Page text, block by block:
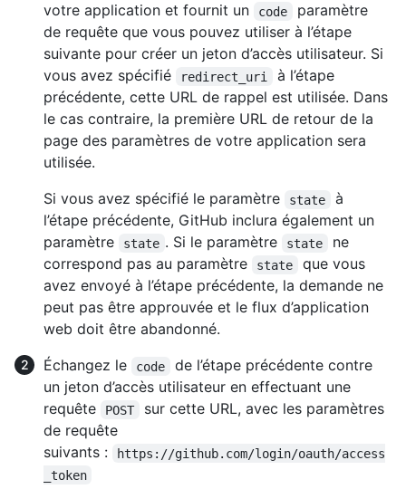
votre application et fournit un
code
paramètre
de requête que vous pouvez utiliser à l’étape
suivante pour créer un jeton d’accès utilisateur. Si
vous avez spécifié
redirect_uri
à l’étape
précédente, cette URL de rappel est utilisée. Dans
le cas contraire, la première URL de retour de la
page des paramètres de votre application sera
utilisée.
Si vous avez spécifié le paramètre
state
à
l’étape précédente, GitHub inclura également un
paramètre
state . Si le paramètre state
ne
correspond pas au paramètre
state
que vous
avez envoyé à l’étape précédente, la demande ne
peut pas être approuvée et le flux d’application
web doit être abandonné.
Échangez le
code
de l’étape précédente contre
un jeton d’accès utilisateur en effectuant une
requête
POST
sur cette URL, avec les paramètres
de requête
suivants :
https://github.com/login/oauth/access
_token